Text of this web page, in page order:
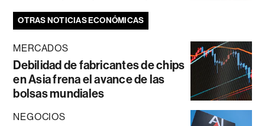
OTRAS NOTICIAS ECONÓMICAS
MERCADOS
Debilidad de fabricantes de chips
en Asia frena el avance de las
bolsas mundiales
NEGOCIOS